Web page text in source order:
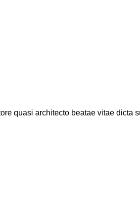
quasi architecto beatae vitae dicta